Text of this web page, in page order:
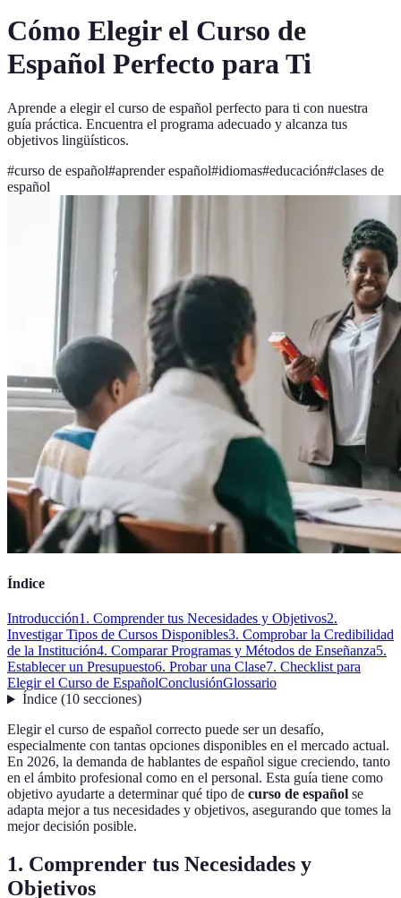
Cómo Elegir el Curso de
Español Perfecto para Ti
Aprende a elegir el curso de español perfecto para ti con nuestra
guía práctica. Encuentra el programa adecuado y alcanza tus
objetivos lingüísticos.
#curso de español#aprender español#idiomas#educación#clases de
español
Índice
Introducción1. Comprender tus Necesidades y Objetivos2.
Investigar Tipos de Cursos Disponibles3. Comprobar la Credibilidad
de la Institución4. Comparar Programas y Métodos de Enseñanza5.
Establecer un Presupuesto6. Probar una Clase7. Checklist para
Elegir el Curso de EspañolConclusiónGlossario
Índice(10 secciones)
Elegir el curso de español correcto puede ser un desafío,
especialmente con tantas opciones disponibles en el mercado actual.
En 2026, la demanda de hablantes de español sigue creciendo, tanto
en el ámbito profesional como en el personal. Esta guía tiene como
objetivo ayudarte a determinar qué tipo de curso de español se
adapta mejor a tus necesidades y objetivos, asegurando que tomes la
mejor decisión posible.
1. Comprender tus Necesidades y
Objetivos